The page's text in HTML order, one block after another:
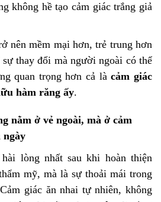
không hề tạo cảm giác trắng giả
nên mềm mại hơn, trẻ trung hơn
thay đổi mà người ngoài có thể
quan trọng hơn cả làcảm giác
hàm răng ấy.
nằm ở vẻ ngoài, mà ở cảm
ngày
lòng nhất sau khi hoàn thiện
mỹ, mà là sự thoải mái trong
giác ăn nhai tự nhiên, không